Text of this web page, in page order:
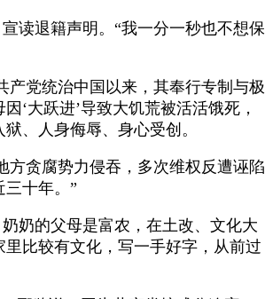
读退籍声明。“我一分一秒也不想保
产党统治中国以来，其奉行专制与极
‘大跃进’导致大饥荒被活活饿死，
、人身侮辱、身心受创。
方贪腐势力侵吞，多次维权反遭诬陷
十年。”
奶的父母是富农，在土改、文化大
比较有文化，写一手好字，从前过